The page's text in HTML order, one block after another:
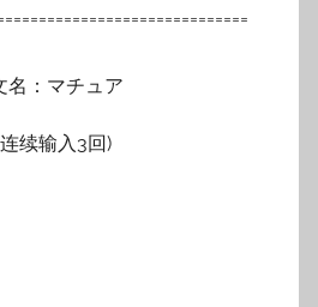
：マチュア
续输入3回)